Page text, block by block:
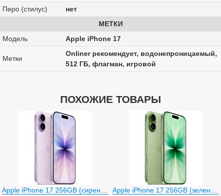
Перо (стилус)
нет
МЕТКИ
Модель
Apple iPhone 17
Метки
Onliner рекомендует, водонепроницаемый,
512 ГБ, флагман, игровой
ПОХОЖИЕ ТОВАРЫ